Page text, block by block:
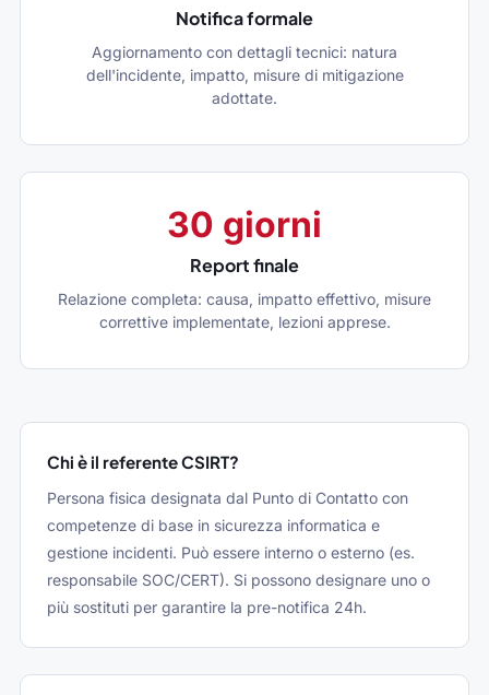
Notifica formale
Aggiornamento con dettagli tecnici: natura
dell'incidente, impatto, misure di mitigazione
adottate.
30 giorni
Report finale
Relazione completa: causa, impatto effettivo, misure
correttive implementate, lezioni apprese.
Chi è il referente CSIRT?
Persona fisica designata dal Punto di Contatto con
competenze di base in sicurezza informatica e
gestione incidenti. Può essere interno o esterno (es.
responsabile SOC/CERT). Si possono designare uno o
più sostituti per garantire la pre-notifica 24h.